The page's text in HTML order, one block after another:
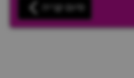
סיום קנייה